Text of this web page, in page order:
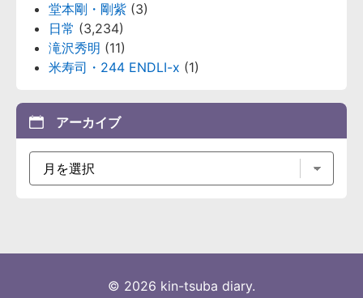
堂本剛・剛紫 (3)
日常 (3,234)
滝沢秀明 (11)
米寿司・244 ENDLI-x (1)
アーカイブ
© 2026 kin-tsuba diary.